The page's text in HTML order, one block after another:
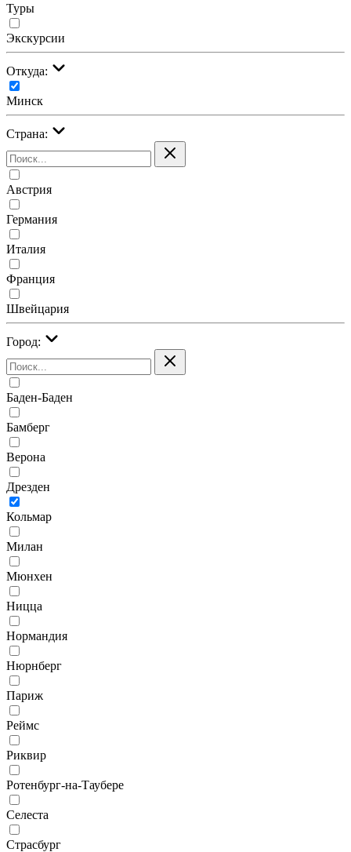
Туры
Экскурсии
Откуда:
Минск
Страна:
Австрия
Германия
Италия
Франция
Швейцария
Город:
Баден-Баден
Бамберг
Верона
Дрезден
Кольмар
Милан
Мюнхен
Ницца
Нормандия
Нюрнберг
Париж
Реймс
Риквир
Ротенбург-на-Таубере
Селеста
Страсбург